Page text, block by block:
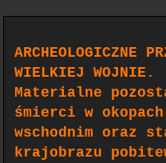
ARCHEOLOGICZNE
WIELKIEJ WOJNIE.
Materialne
śmierci w
wschodnim oraz
krajobrazu